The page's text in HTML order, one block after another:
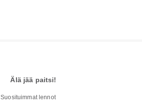
Älä jää paitsi!
Suosituimmat lennot